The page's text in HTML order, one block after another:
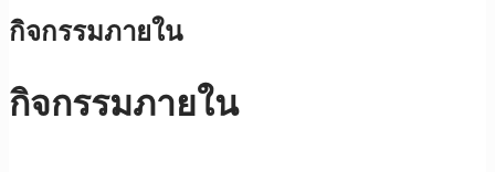
กิจกรรมภายใน
กิจกรรมภายใน